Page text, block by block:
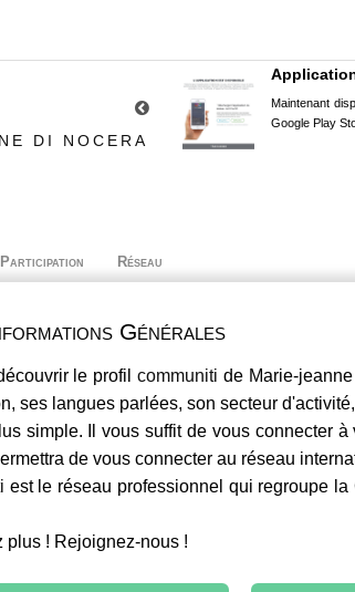
DI NOCERA
Maintenant
Google Play
Participation Réseau
Générales
le profilcommuniti de Marie-
ses langues parlées, son secteur
simple. Il vous suffit de vous connecter
de vous connecter au réseau
est le réseau professionnel qui regroupe
plus ! Rejoignez-nous !